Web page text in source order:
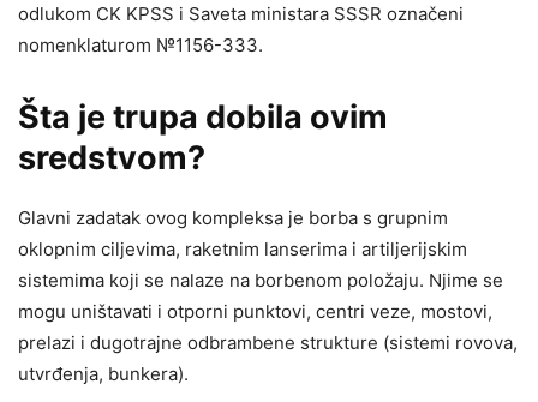
odlukom CK KPSS i Saveta ministara SSSR označeni
nomenklaturom №1156-333.
Šta je trupa dobila ovim
sredstvom?
Glavni zadatak ovog kompleksa je borba s grupnim
oklopnim ciljevima, raketnim lanserima i artiljerijskim
sistemima koji se nalaze na borbenom položaju. Njime se
mogu uništavati i otporni punktovi, centri veze, mostovi,
prelazi i dugotrajne odbrambene strukture (sistemi rovova,
utvrđenja, bunkera).